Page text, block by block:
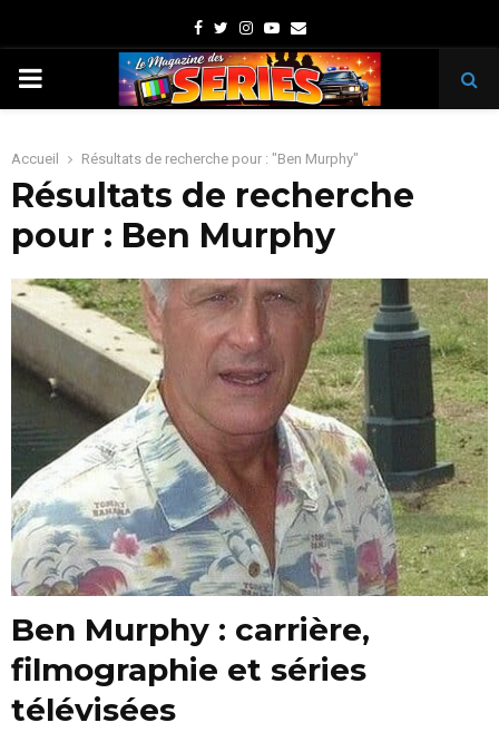
Facebook
TwitterInstagram
Youtube
Email
PRIMARY
Accueil Résultats de recherche pour : "Ben Murphy"
Résultats de recherche
pour : Ben Murphy
Ben Murphy : carrière,
filmographie et séries
télévisées